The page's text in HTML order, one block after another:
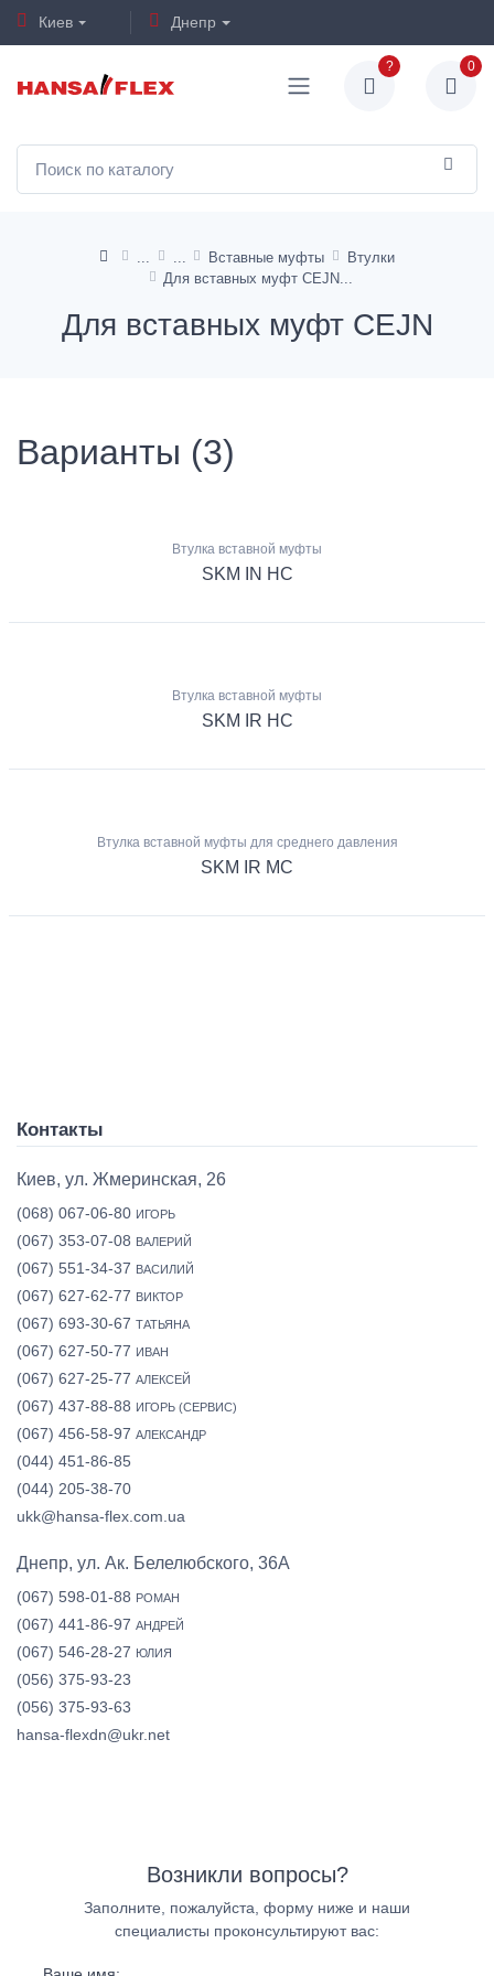
Киев Днепр
? 0
Вставные муфты
Втулки
Для вставных муфт CEJN
Для вставных муфт CEJN
Варианты (3)
Втулка вставной муфты
SKM IN HC
Втулка вставной муфты
SKM IR HC
Втулка вставной муфты для среднего давления
SKM IR MC
Контакты
Киев, ул. Жмеринская, 26
(068) 067-06-80 ИГОРЬ
(067) 353-07-08 ВАЛЕРИЙ
(067) 551-34-37 ВАСИЛИЙ
(067) 627-62-77 ВИКТОР
(067) 693-30-67 ТАТЬЯНА
(067) 627-50-77 ИВАН
(067) 627-25-77 АЛЕКСЕЙ
(067) 437-88-88 ИГОРЬ (СЕРВИС)
(067) 456-58-97 АЛЕКСАНДР
(044) 451-86-85
(044) 205-38-70
ukk@hansa-flex.com.ua
Днепр, ул. Ак. Белелюбского, 36А
(067) 598-01-88 РОМАН
(067) 441-86-97 АНДРЕЙ
(067) 546-28-27 ЮЛИЯ
(056) 375-93-23
(056) 375-93-63
hansa-flexdn@ukr.net
Возникли вопросы?
Заполните, пожалуйста, форму ниже и наши
специалисты проконсультируют вас: